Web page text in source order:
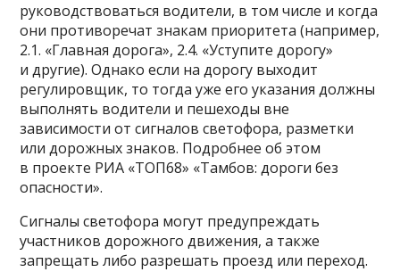
руководствоваться водители, в том числе и когда
они противоречат знакам приоритета (например,
2.1. «Главная дорога», 2.4. «Уступите дорогу»
и другие). Однако если на дорогу выходит
регулировщик, то тогда уже его указания должны
выполнять водители и пешеходы вне
зависимости от сигналов светофора, разметки
или дорожных знаков. Подробнее об этом
в проекте РИА «ТОП68» «Тамбов: дороги без
опасности».
Сигналы светофора могут предупреждать
участников дорожного движения, а также
запрещать либо разрешать проезд или переход.